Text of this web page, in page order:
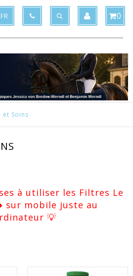
FR 0
et Soins
à utiliser les Filtres Le
mobile juste au
💡
au panier x
du panier x